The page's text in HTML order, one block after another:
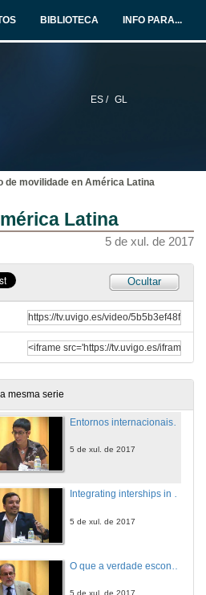
BIBLIOTECA INFO PARA...
ES / GL
de movilidade en América Latina
Latina
5 de xul. de 2017
Ocultar
mesma serie
5 de xul. de 2017
5 de xul. de 2017
Quenda de preguntas. Recursos tecnolóxicos para un PLE-portafolios multimedia de calidade para o Prácticum e as Prácticas externas
Presentación dos ponentes da Mesa Redonda 1: "Entornos (escolares, internacionais, empresariais, virtuais) para un prácticum de calidade"
5 de xul. de 2017
5 de xul. de 2017
Integrating interships in online studies in the field of Education. The case of the European Institutions of Laureate International Universities (LIU) Network.
5 de xul. de 2017
5 de xul. de 2017